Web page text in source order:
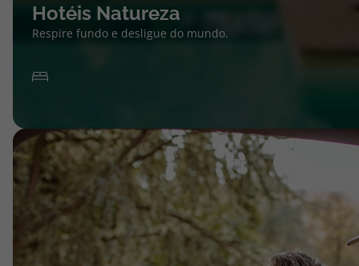
Hotéis Natureza
Respire fundo e desligue do mundo.